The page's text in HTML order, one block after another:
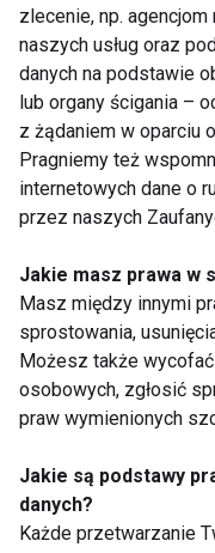
jest wykonana
intensywności.
Trening
wykonujesz
jak i cardio, np.
ciężarów, a
Trening
Połączenie
siłowymi, np.
skakanka i
Wybór między
od Twoich celów,
Trening siłowy
przyspiesza
zlecenie, np.
naszych usług oraz
danych na podstawie
lub organy ścigania –
z żądaniem w oparciu
Pragniemy też
internetowych dane o
przez naszych
Jakie masz prawa w
Masz między innymi
sprostowania,
Możesz także
osobowych, zgłosić
praw wymienionych
Jakie są podstawy
danych?
Każde przetwarzanie